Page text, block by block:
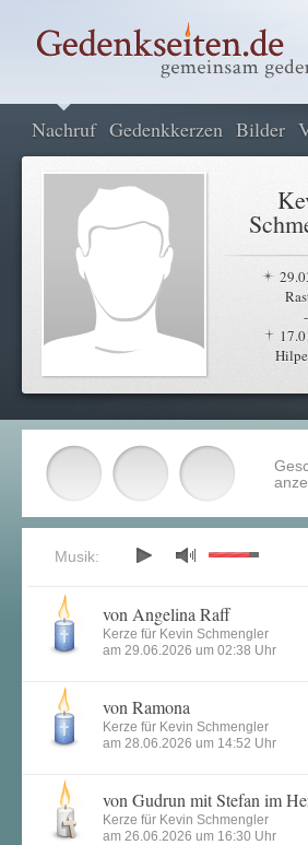
Nachruf Gedenkkerzen Bilder
-
Musik:
von Angelina Raff
Kerze für Kevin Schmengler
am 29.06.2026 um 02:38 Uhr
von Ramona
Kerze für Kevin Schmengler
am 28.06.2026 um 14:52 Uhr
von Gudrun mit Stefan im
Kerze für Kevin Schmengler
am 26.06.2026 um 16:30 Uhr